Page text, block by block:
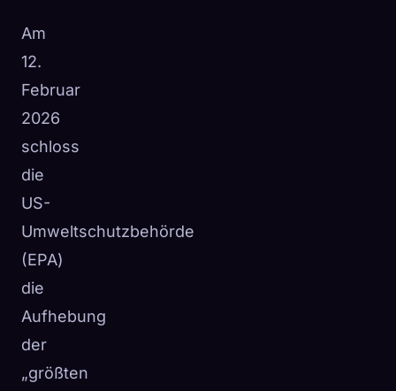
Am
12.
Februar
2026
schloss
die
US-
Umweltschutzbehörde
(EPA)
die
Aufhebung
der
„größten